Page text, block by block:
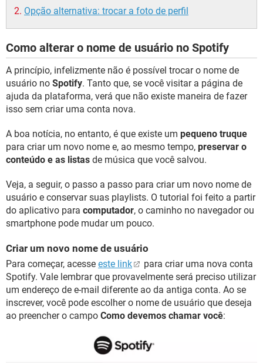
Opção alternativa: trocar a foto de perfil
Como alterar o nome de usuário no Spotify
A princípio, infelizmente não é possível trocar o nome de
usuário no Spotify. Tanto que, se você visitar a página de
ajuda da plataforma, verá que não existe maneira de fazer
isso sem criar uma conta nova.
A boa notícia, no entanto, é que existe um pequeno truque
para criar um novo nome e, ao mesmo tempo, preservar o
conteúdo e as listas de música que você salvou.
Veja, a seguir, o passo a passo para criar um novo nome de
usuário e conservar suas playlists. O tutorial foi feito a partir
do aplicativo para computador, o caminho no navegador ou
smartphone pode mudar um pouco.
Criar um novo nome de usuário
Para começar, acesse este link
para criar uma nova conta
Spotify. Vale lembrar que provavelmente será preciso utilizar
um endereço de e-mail diferente ao da antiga conta. Ao se
inscrever, você pode escolher o nome de usuário que deseja
ao preencher o campo Como devemos chamar você: